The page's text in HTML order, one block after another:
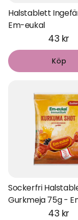
Halstablett
Em-eukal
43 kr
Köp
Sockerfri
Gurkmeja 75g -
43 kr